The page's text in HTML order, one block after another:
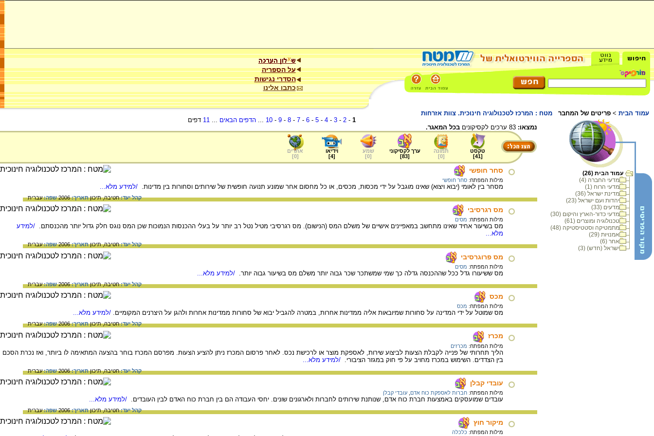
על הספריה
הסדרי נגישות
כתבו אלינו
עמוד הבית > פריטים של המחבר מטח : המרכז לטכנולוגיה חינוכית. צוות אזרחות
עמוד הבית (26)
מדעי החברה (4)
מדעי הרוח (1)
מדינת ישראל (36)
יהדות ועם ישראל (23)
מדעים (33)
מדעי כדור-הארץ והיקום (30)
טכנולוגיה ומוצרים (61)
מתמטיקה וסטטיסטיקה (48)
אמנויות (29)
אחר (6)
ישראל (חדש) (3)
1
-
2
-
3
-
4
-
5
-
6
-
7
-
8
-
9
-
10
...הדפים הבאים ...
11 דפים
נמצאו:
בכל המאגר.
טקסט
[
41
]
תמונה
[
0
]
ערך לקסיקוני
[
83
]
שמע
[
0
]
וידיאו
[
4
]
אתרים
[
0
]
סחר חופשי
מילות המפתח: סחר חופשי
מסחר בין לאומי (יבוא ויצוא) שאינו מוגבל על ידי מכסות, מכסים, או כל מחסום אחר שמונע תנועה חופשית של שירותים וסחורות בין מדינות. /למידע מלא...
קהל יעד:חטיבה,תיכוןתאריך:2006 שפה:עברית
מס רגרסיבי
מילות המפתח: מסים
מס בשיעור אחיד שאינו מתחשב במאפיינים אישיים של משלם המס (הנישום). מס רגרסיבי מטיל נטל רב יותר על בעלי ההכנסות הנמוכות שכן המס נוגס חלק גדול יותר מהכנסתם. /למידע
מלא...
קהל יעד:חטיבה,תיכוןתאריך:2006 שפה:עברית
מס פרוגרסיבי
מילות המפתח: מסים
מס ששיעורו גדל ככל שההכנסה גדלה כך שמי שמשתכר שכר גבוה יותר משלם מס בשיעור גבוה יותר. /למידע מלא...
קהל יעד:חטיבה,תיכוןתאריך:2006 שפה:עברית
מכס
מילות המפתח: מכס
מס שמוטל על ידי המדינה על סחורות שמיובאות אליה ממדינות אחרות, במטרה להגביל יבוא של סחורות ממדינות אחרות ולהגן על היצרנים המקומיים. /למידע מלא...
קהל יעד:חטיבה,תיכוןתאריך:2006 שפה:עברית
מכרז
מילות המפתח: מכרזים
הליך תחרותי של פנייה לקבלת הצעות לביצוע שירות, לאספקת מוצר או לרכישת נכס. לאחר פרסום המכרז ניתן להציע הצעות. מפרסם המכרז בוחר בהצעה המתאימה לו ביותר, ואז נכרת הסכם
בין הצדדים. השימוש במכרז מחויב על פי חוק במגזר הציבורי.
/למידע מלא...
קהל יעד:חטיבה,תיכוןתאריך:2006 שפה:עברית
עובדי קבלן
מילות המפתח: חברות לאספקת כוח אדם עובדי קבלן
עובדים שמועסקים באמצעות חברת כוח אדם, שנותנת שירותים לחברות ולארגונים שונים. יחסי העבודה הם בין חברת כוח האדם לבין העובדים. /למידע מלא...
קהל יעד:חטיבה,תיכוןתאריך:2006 שפה:עברית
מיקור חוץ
מילות המפתח: כלכלה